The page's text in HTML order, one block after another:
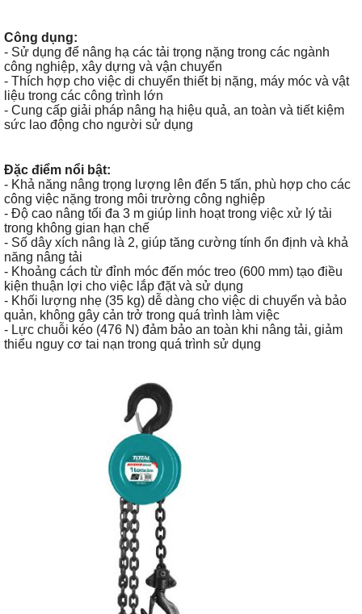
Công dụng:
- Sử dụng để nâng hạ các tải trọng nặng trong các ngành
công nghiệp, xây dựng và vận chuyển
- Thích hợp cho việc di chuyển thiết bị nặng, máy móc và vật
liệu trong các công trình lớn
- Cung cấp giải pháp nâng hạ hiệu quả, an toàn và tiết kiệm
sức lao động cho người sử dụng
Đặc điểm nổi bật:
- Khả năng nâng trọng lượng lên đến 5 tấn, phù hợp cho các
công việc nặng trong môi trường công nghiệp
- Độ cao nâng tối đa 3 m giúp linh hoạt trong việc xử lý tải
trong không gian hạn chế
- Số dây xích nâng là 2, giúp tăng cường tính ổn định và khả
năng nâng tải
- Khoảng cách từ đỉnh móc đến móc treo (600 mm) tạo điều
kiện thuận lợi cho việc lắp đặt và sử dụng
- Khối lượng nhẹ (35 kg) dễ dàng cho việc di chuyển và bảo
quản, không gây cản trở trong quá trình làm việc
- Lực chuỗi kéo (476 N) đảm bảo an toàn khi nâng tải, giảm
thiểu nguy cơ tai nạn trong quá trình sử dụng